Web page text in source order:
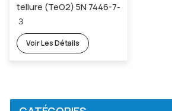
tellure (TeO2) 5N 7446-7-
３
Voir Les Détails